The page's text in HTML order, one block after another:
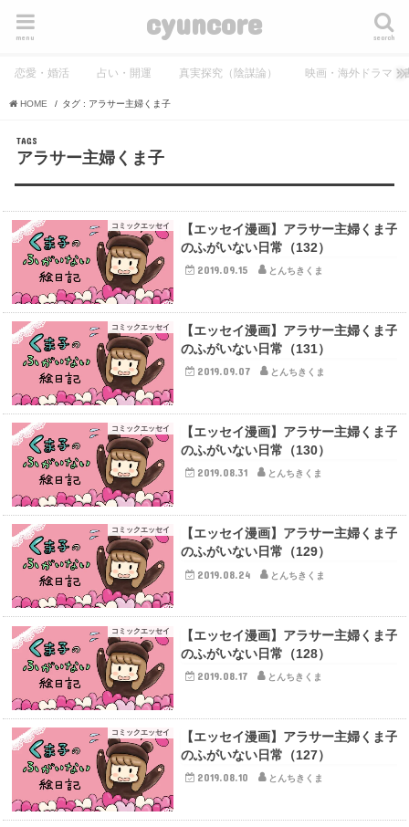
cyuncore search
menu
恋愛・婚活 占い・開運 真実探究（陰謀論） 映画・海外ドラマ・
HOME タグ : アラサー主婦くま子
アラサー主婦くま子
コミックエッセイ
【エッセイ漫画】アラサー主婦くま子
のふがいない日常（132）
2019.09.15 とんちきくま
コミックエッセイ
【エッセイ漫画】アラサー主婦くま子
のふがいない日常（131）
2019.09.07 とんちきくま
コミックエッセイ
【エッセイ漫画】アラサー主婦くま子
のふがいない日常（130）
2019.08.31 とんちきくま
コミックエッセイ
【エッセイ漫画】アラサー主婦くま子
のふがいない日常（129）
2019.08.24 とんちきくま
コミックエッセイ
【エッセイ漫画】アラサー主婦くま子
のふがいない日常（128）
2019.08.17 とんちきくま
コミックエッセイ
【エッセイ漫画】アラサー主婦くま子
のふがいない日常（127）
2019.08.10 とんちきくま